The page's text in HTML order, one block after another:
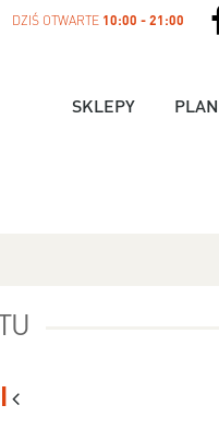
DZIŚ OTWARTE 10:00 - 21:00
SKLEPY PLAN